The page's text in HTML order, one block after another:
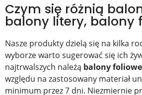
Czym się różnią
balony litery, balony
Nasze produkty dzielą się na kilka
wyborze warto sugerować się ich
najtrwalszych należą balony
względu na zastosowany materiał
minimum przez 7 dni. Niezmiernie